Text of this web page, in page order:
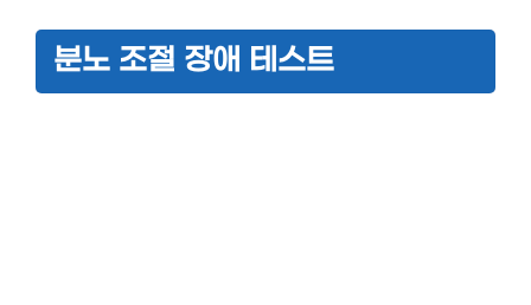
분노 조절 장애 테스트